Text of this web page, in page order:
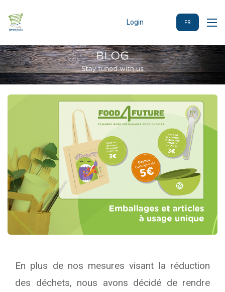
Login FR
En plus de nos mesures visant la réduction
des déchets, nous avons décidé de rendre